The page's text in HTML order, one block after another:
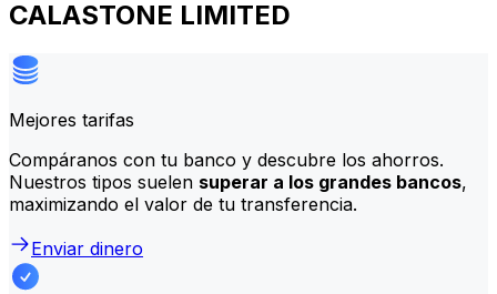
CALASTONE LIMITED
Mejores tarifas
Compáranos con tu banco y descubre los ahorros.
Nuestros tipos suelen superar a los grandes bancos,
maximizando el valor de tu transferencia.
Enviar dinero